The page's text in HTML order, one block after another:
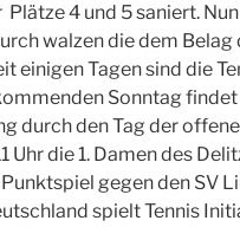
4 und 5 saniert.
walzen die dem
einigen Tagen sind die
Sonntag
durch den Tag der
Uhr die 1. Damen des
gegen den SV
spielt Tennis